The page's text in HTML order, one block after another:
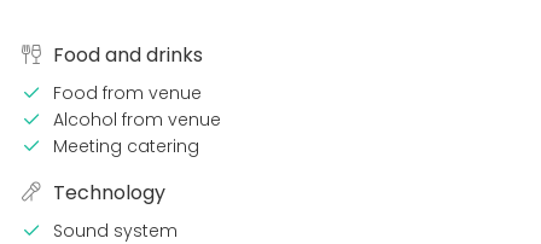
Food and drinks
Food from venue
Alcohol from venue
Meeting catering
Technology
Sound system